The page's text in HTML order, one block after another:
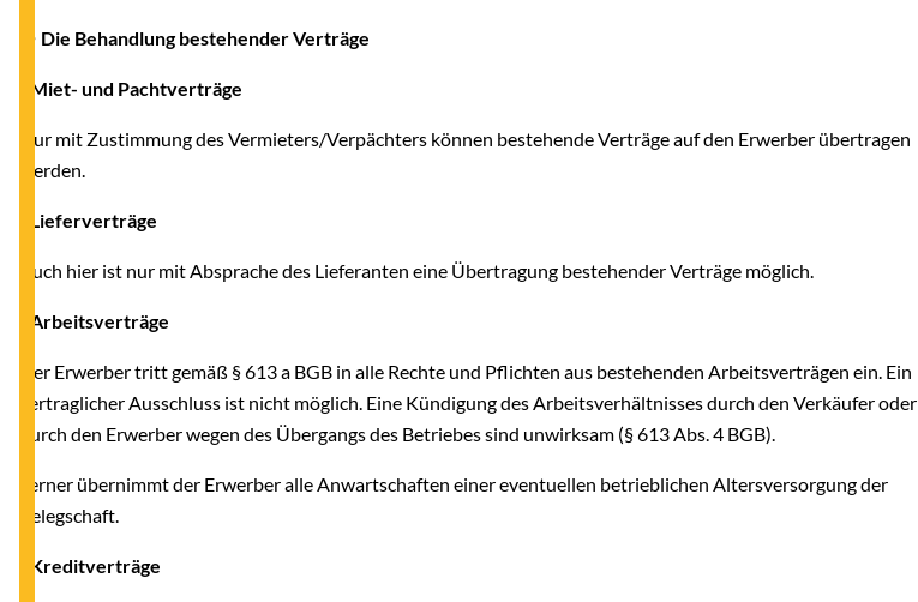
● Die Behandlung bestehender Verträge
- Miet- und Pachtverträge
Nur mit Zustimmung des Vermieters/Verpächters können bestehende Verträge auf den Erwerber übertragen
werden.
- Lieferverträge
Auch hier ist nur mit Absprache des Lieferanten eine Übertragung bestehender Verträge möglich.
- Arbeitsverträge
Der Erwerber tritt gemäß § 613 a BGB in alle Rechte und Pflichten aus bestehenden Arbeitsverträgen ein. Ein
vertraglicher Ausschluss ist nicht möglich. Eine Kündigung des Arbeitsverhältnisses durch den Verkäufer oder
durch den Erwerber wegen des Übergangs des Betriebes sind unwirksam (§ 613 Abs. 4 BGB).
Ferner übernimmt der Erwerber alle Anwartschaften einer eventuellen betrieblichen Altersversorgung der
Belegschaft.
- Kreditverträge